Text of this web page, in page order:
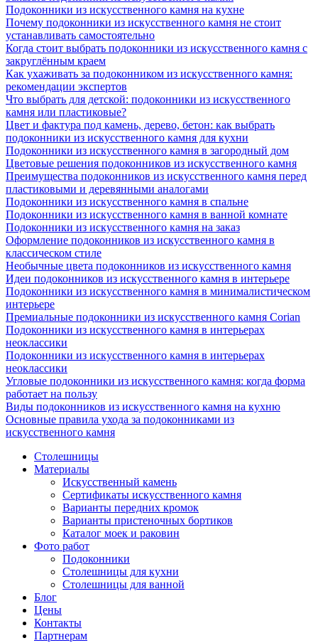
Подоконники из искусственного камня на кухне
Почему подоконники из искусственного камня не стоит
устанавливать самостоятельно
Когда стоит выбрать подоконники из искусственного камня с
закруглённым краем
Как ухаживать за подоконником из искусственного камня:
рекомендации экспертов
Что выбрать для детской: подоконники из искусственного
камня или пластиковые?
Цвет и фактура под камень, дерево, бетон: как выбрать
подоконники из искусственного камня для кухни
Подоконники из искусственного камня в загородный дом
Цветовые решения подоконников из искусственного камня
Преимущества подоконников из искусственного камня перед
пластиковыми и деревянными аналогами
Подоконники из искусственного камня в спальне
Подоконники из искусственного камня в ванной комнате
Подоконники из искусственного камня на заказ
Оформление подоконников из искусственного камня в
классическом стиле
Необычные цвета подоконников из искусственного камня
Идеи подоконников из искусственного камня в интерьере
Подоконники из искусственного камня в минималистическом
интерьере
Премиальные подоконники из искусственного камня Corian
Подоконники из искусственного камня в интерьерах
неоклассики
Подоконники из искусственного камня в интерьерах
неоклассики
Угловые подоконники из искусственного камня: когда форма
работает на пользу
Виды подоконников из искусственного камня на кухню
Основные правила ухода за подоконниками из
искусственного камня
Столешницы
Материалы
Искусственный камень
Сертификаты искусственного камня
Варианты передних кромок
Варианты пристеночных бортиков
Каталог моек и раковин
Фото работ
Подоконники
Столешницы для кухни
Столешницы для ванной
Блог
Цены
Контакты
Партнерам